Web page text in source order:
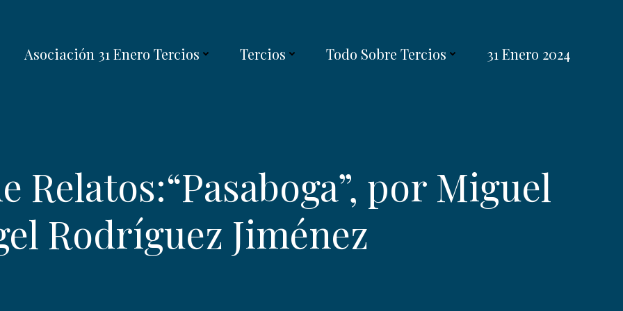
Asociación 31 Enero Tercios Tercios Todo Sobre Tercios 31 Enero 2024
Relatos:“Pasaboga”, por Miguel
Rodríguez Jiménez